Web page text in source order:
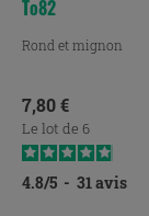
To82
Rond et mignon
Prix
7,80 €
Le lot de 6
4.8/5 - 31avis